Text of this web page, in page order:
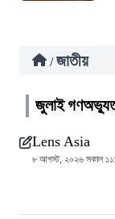
/ জাতীয়
জুলাই
Lens Asia
৮ আগস্ট, ২০২৬ সকাল